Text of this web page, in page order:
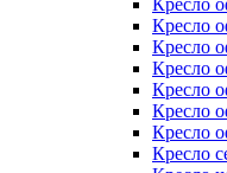
Кресло
Кресло
Кресло
Кресло
Кресло
Кресло
Кресло
Кресло